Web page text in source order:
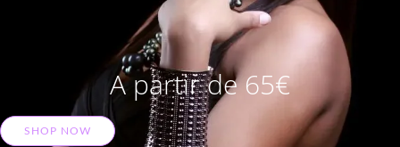
A partir de 65€
SHOP NOW